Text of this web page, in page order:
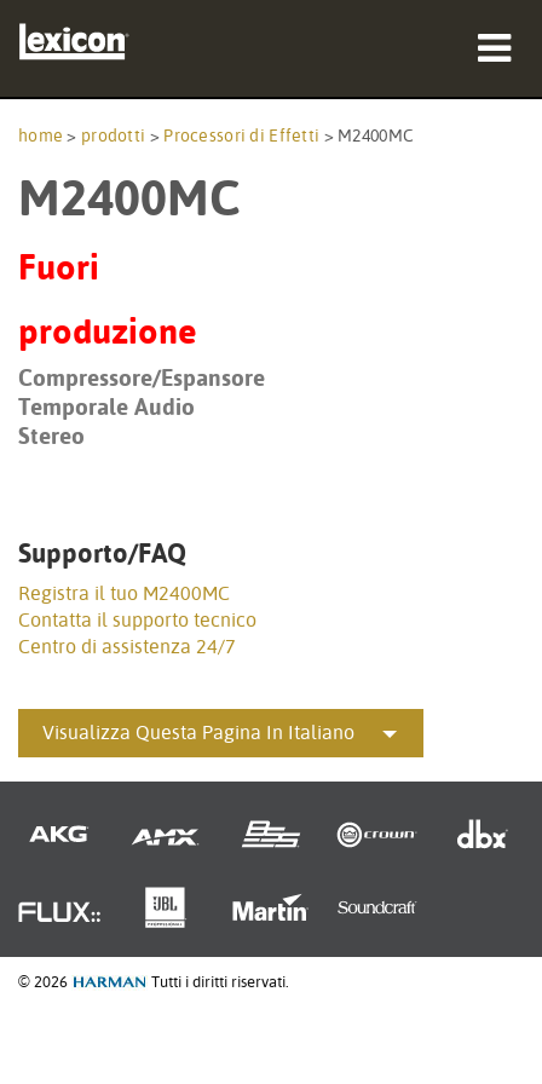
dove acquistare
formazione
supporto
home > prodotti > Processori di Effetti > M2400MC
M2400MC
Fuori
produzione
Compressore/Espansore
Temporale Audio
Stereo
Supporto/FAQ
Registra il tuo M2400MC
Contatta il supporto tecnico
Centro di assistenza 24/7
Visualizza Questa Pagina In Italiano
© 2026 Tutti i diritti riservati.